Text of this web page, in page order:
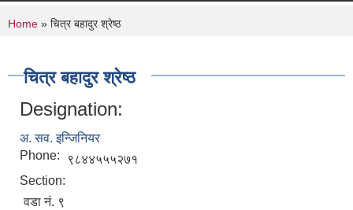
You are here
Home » चित्र बहादुर श्रेष्ठ
चित्र बहादुर श्रेष्ठ
Designation:
अ. सव. इन्जिनियर
Phone:
९८४४५५५२७१
Section:
वडा नं. ९